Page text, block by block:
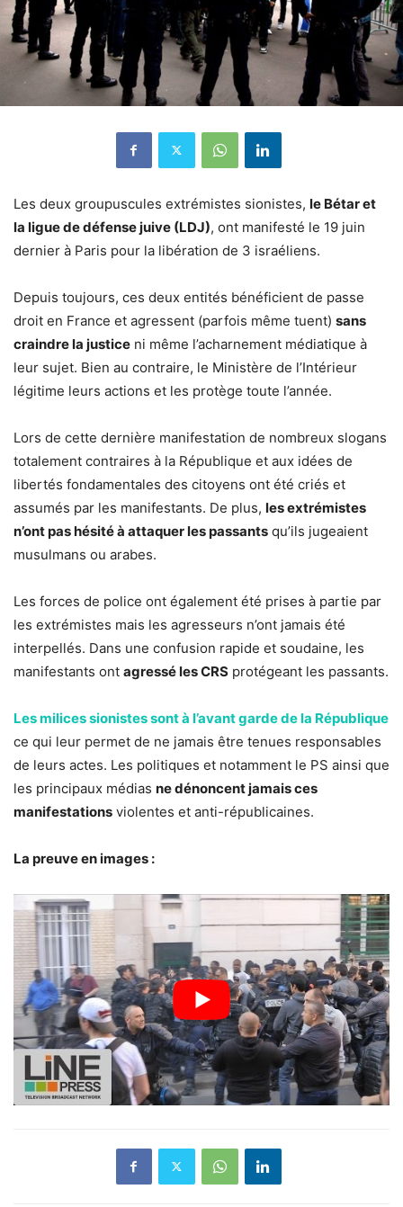
Les deux groupuscules extrémistes sionistes, le Bétar et
la ligue de défense juive (LDJ), ont manifesté le 19 juin
dernier à Paris pour la libération de 3 israéliens.
Depuis toujours, ces deux entités bénéficient de passe
droit en France et agressent (parfois même tuent) sans
craindre la justice ni même l’acharnement médiatique à
leur sujet. Bien au contraire, le Ministère de l’Intérieur
légitime leurs actions et les protège toute l’année.
Lors de cette dernière manifestation de nombreux slogans
totalement contraires à la République et aux idées de
libertés fondamentales des citoyens ont été criés et
assumés par les manifestants. De plus, les extrémistes
n’ont pas hésité à attaquer les passants qu’ils jugeaient
musulmans ou arabes.
Les forces de police ont également été prises à partie par
les extrémistes mais les agresseurs n’ont jamais été
interpellés. Dans une confusion rapide et soudaine, les
manifestants ont agressé les CRS protégeant les passants.
Les milices sionistes sont à l’avant garde de la République
ce qui leur permet de ne jamais être tenues responsables
de leurs actes. Les politiques et notamment le PS ainsi que
les principaux médias ne dénoncent jamais ces
manifestations violentes et anti-républicaines.
La preuve en images :